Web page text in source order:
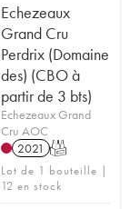
Echezeaux
Grand Cru
Perdrix (Domaine
des) (CBO à
partir de 3 bts)
Echezeaux Grand
Cru AOC
2021 T
Lot de 1 bouteille |
12 en stock